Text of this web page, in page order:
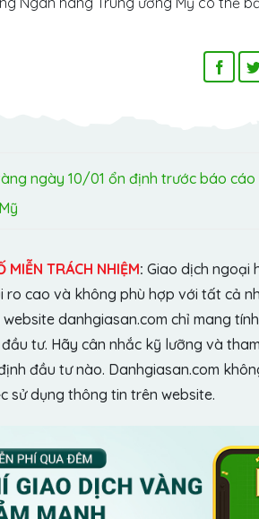
ngày 10/01 ổn định trước báo cáo
MIỄN TRÁCH NHIỆM: Giao dịch ngoại
ro cao và không phù hợp với tất cả
danhgiasan.com chỉ mang
tư. Hãy cân nhắc kỹ lưỡng và
đầu tư nào. Danhgiasan.com
sử dụng thông tin trên website.